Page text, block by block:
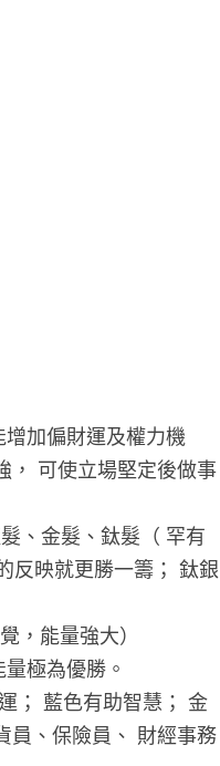
加偏財運及權力機
， 可使立場堅定後做事
、金髮、鈦髮（ 罕有
反映就更勝一籌； 鈦銀
，能量強大）
極為優勝。
； 藍色有助智慧； 金
員、保險員、 財經事務